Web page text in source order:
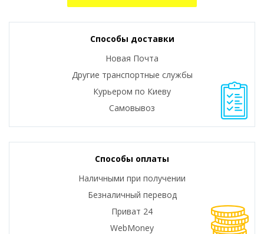
Способы доставки
Новая Почта
Другие транспортные службы
Курьером по Киеву
Самовывоз
Способы оплаты
Наличными при получении
Безналичный перевод
Приват 24
WebMoney